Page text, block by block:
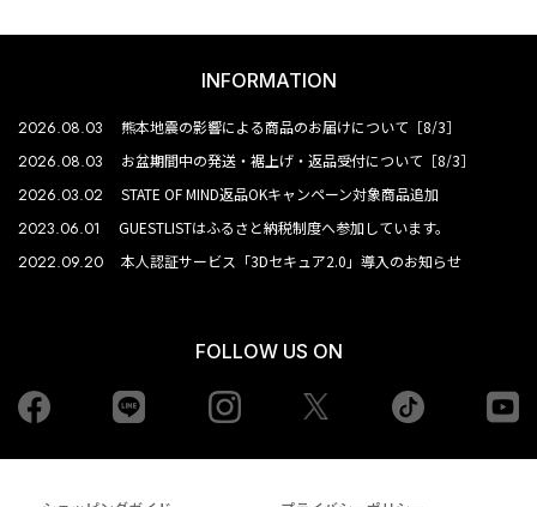
INFORMATION
2026.08.03 熊本地震の影響による商品のお届けについて［8/3］
2026.08.03 お盆期間中の発送・裾上げ・返品受付について［8/3］
2026.03.02 STATE OF MIND返品OKキャンペーン対象商品追加
2023.06.01 GUESTLISTはふるさと納税制度へ参加しています。
2022.09.20 本人認証サービス「3Dセキュア2.0」導入のお知らせ
FOLLOW US ON
Facebook Instagram tiktok